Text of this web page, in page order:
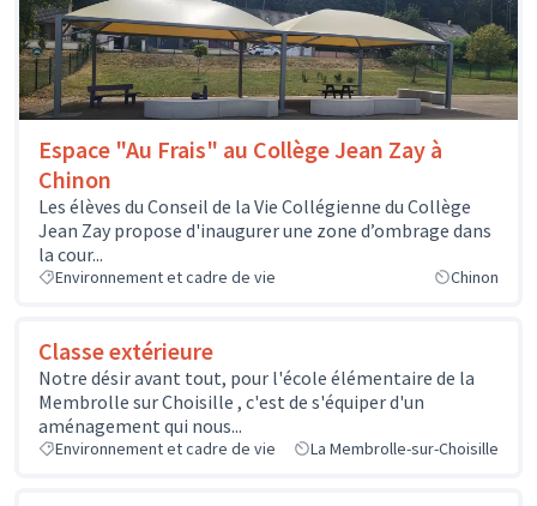
Espace "Au Frais" au Collège Jean Zay à
Chinon
Les élèves du Conseil de la Vie Collégienne du Collège
Jean Zay propose d'inaugurer une zone d’ombrage dans
la cour...
Environnement et cadre de vie Chinon
Classe extérieure
Notre désir avant tout, pour l'école élémentaire de la
Membrolle sur Choisille , c'est de s'équiper d'un
aménagement qui nous...
Environnement et cadre de vie La Membrolle-sur-Choisille